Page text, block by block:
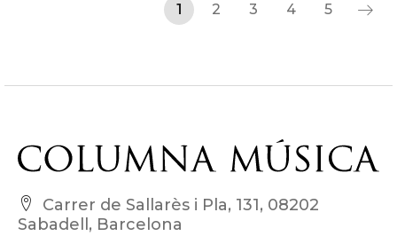
1 2 3 4 5
Carrer de Sallarès i Pla, 131, 08202
Sabadell, Barcelona